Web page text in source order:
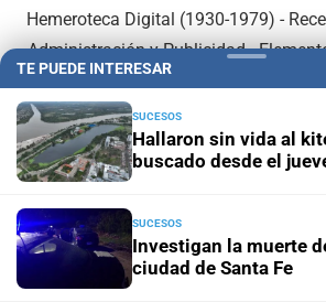
Hemeroteca Digital (1930-1979) -
Administración y Publicidad-
El Litoral es miembro
TE PUEDE INTERESAR
SUCESOS
Hallaron sin vida al
buscado desde el
SUCESOS
Investigan la muerte
ciudad de Santa Fe